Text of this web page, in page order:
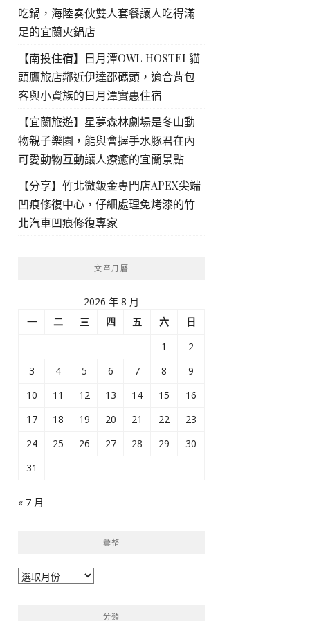
吃鍋，海陸奏伙雙人套餐讓人吃得滿
足的宜蘭火鍋店
【南投住宿】日月潭OWL HOSTEL貓
頭鷹旅店鄰近伊達邵碼頭，適合背包
客與小資族的日月潭實惠住宿
【宜蘭旅遊】星夢森林劇場是冬山動
物親子樂園，能與會握手水豚君在內
可愛動物互動讓人療癒的宜蘭景點
【分享】竹北微鈑金專門店APEX尖端
凹痕修復中心，仔細處理免烤漆的竹
北汽車凹痕修復專家
文章月曆
2026 年 8 月
一
二 三 四 五 六
日
1
2
3
4 5 6 7 8
9
10
11 12 13 14 15
16
17
18 19 20 21 22
23
24
25 26 27 28 29
30
31
« 7 月
彙整
彙
分類